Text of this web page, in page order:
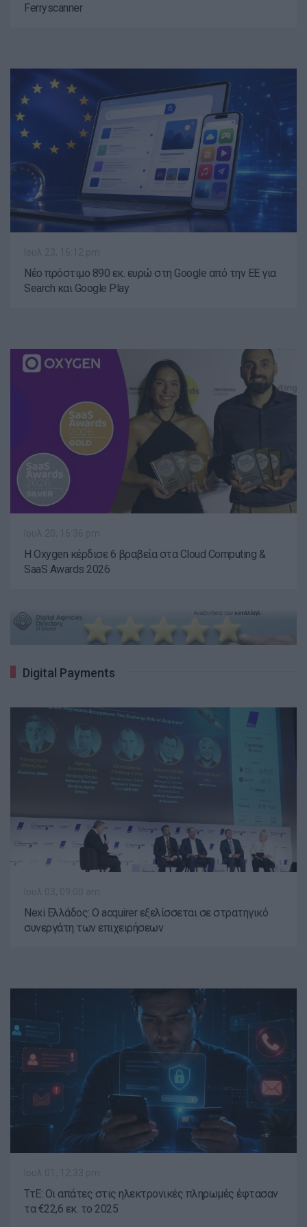
Ferryscanner
Νέο πρόστιμο 890 εκ. ευρώ στη Google από την ΕΕ για
Search και Google Play
Η Oxygen κέρδισε 6 βραβεία στα Cloud Computing &
SaaS Awards 2026
Digital Payments
Nexi Ελλάδος: Ο acquirer εξελίσσεται σε στρατηγικό
συνεργάτη των επιχειρήσεων
ΤτΕ: Οι απάτες στις ηλεκτρονικές πληρωμές έφτασαν
τα €22,6 εκ. το 2025